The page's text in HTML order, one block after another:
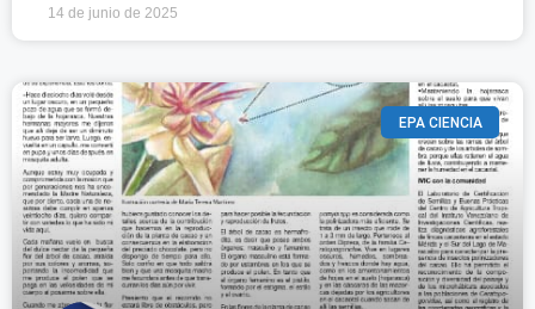
14 de junio de 2025
EPA CIENCIA